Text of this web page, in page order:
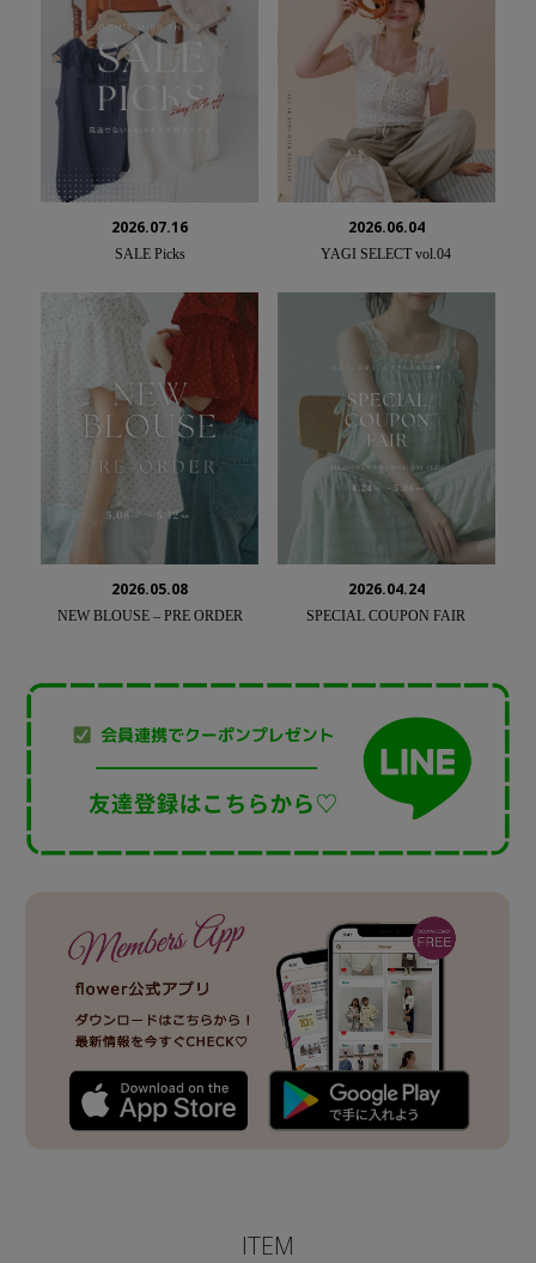
2026.07.16
SALE Picks
2026.06.04
YAGI SELECT vol.04
2026.05.08
NEW BLOUSE – PRE ORDER
2026.04.24
SPECIAL COUPON FAIR
ITEM